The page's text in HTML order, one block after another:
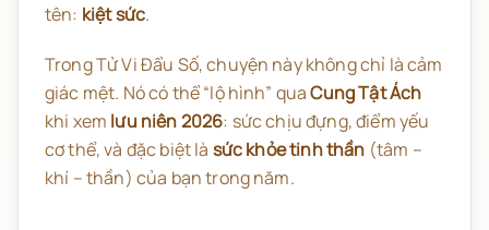
tên: kiệt sức.
Trong Tử Vi Đẩu Số, chuyện này không chỉ là cảm
giác mệt. Nó có thể “lộ hình” quaCung Tật Ách
khi xem lưu niên 2026: sức chịu đựng, điểm yếu
cơ thể, và đặc biệt là sức khỏe tinh thần (tâm –
khí – thần) của bạn trong năm.